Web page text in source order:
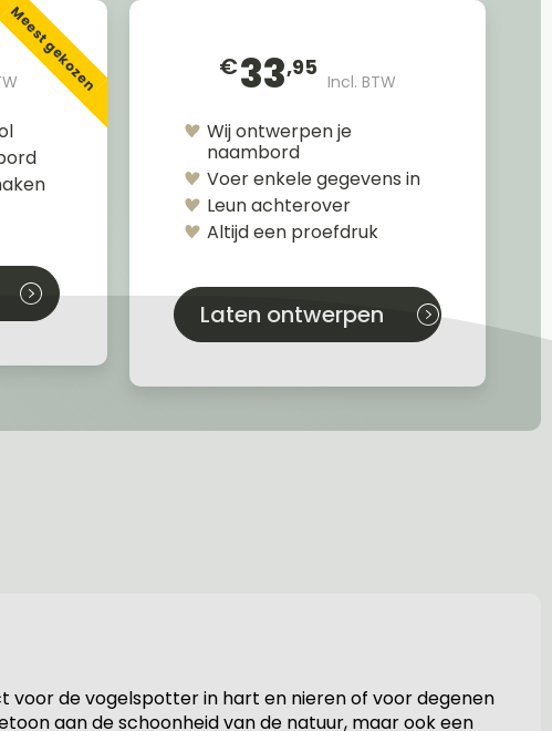
Meest gekozen €33,95
Incl. BTW
Wij ontwerpen je
naambord
Voer enkele gegevens in
Leun achterover
Altijd een proefdruk
Laten ontwerpen
de vogelspotter in hart en nieren of voor degenen
aan de schoonheid van de natuur, maar ook een